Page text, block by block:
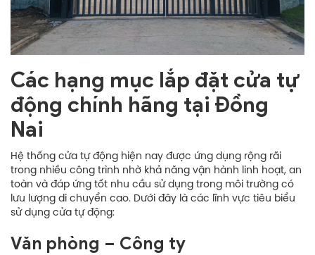
Các hạng mục lắp đặt cửa tự
động chính hãng tại Đồng
Nai
Hệ thống cửa tự động hiện nay được ứng dụng rộng rãi
trong nhiều công trình nhờ khả năng vận hành linh hoạt, an
toàn và đáp ứng tốt nhu cầu sử dụng trong môi trường có
lưu lượng di chuyển cao. Dưới đây là các lĩnh vực tiêu biểu
sử dụng cửa tự động:
Văn phòng – Công ty